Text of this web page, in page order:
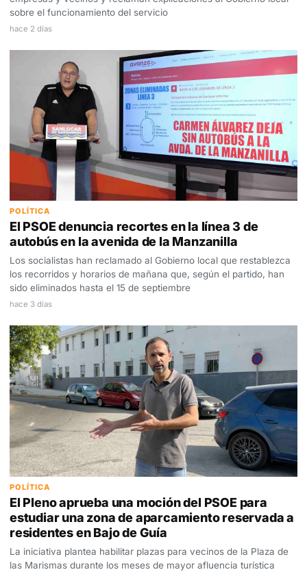
sobre el funcionamiento del servicio
hace 2 días
POLÍTICA
El PSOE denuncia recortes en la línea 3 de
autobús en la avenida de la Manzanilla
Los socialistas han reclamado al Gobierno local que restablezca
los recorridos y horarios de mañana que, según el partido, han
sido eliminados hasta el 15 de septiembre
hace 3 días
POLÍTICA
El Pleno aprueba una moción del PSOE para
estudiar una zona de aparcamiento reservada a
residentes en Bajo de Guía
La iniciativa plantea habilitar plazas para vecinos de la Plaza de
las Marismas durante los meses de mayor afluencia turística